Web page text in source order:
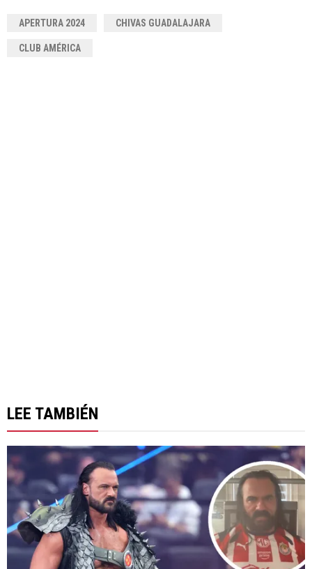
APERTURA 2024 CHIVAS GUADALAJARA
CLUB AMÉRICA
LEE TAMBIÉN